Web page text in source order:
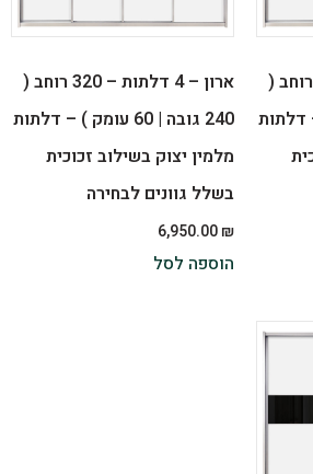
ארון – 4 דלתות – 400 רוחב (
) – דלתות
ארון – 4 דלתות – 320 רוחב (
240 גובה | 60 עומק ) – דלתות
מלמין יצוק בשילוב זכוכית
בשלל גוונים לבחירה
6,950.00 ₪
הוספה לסל